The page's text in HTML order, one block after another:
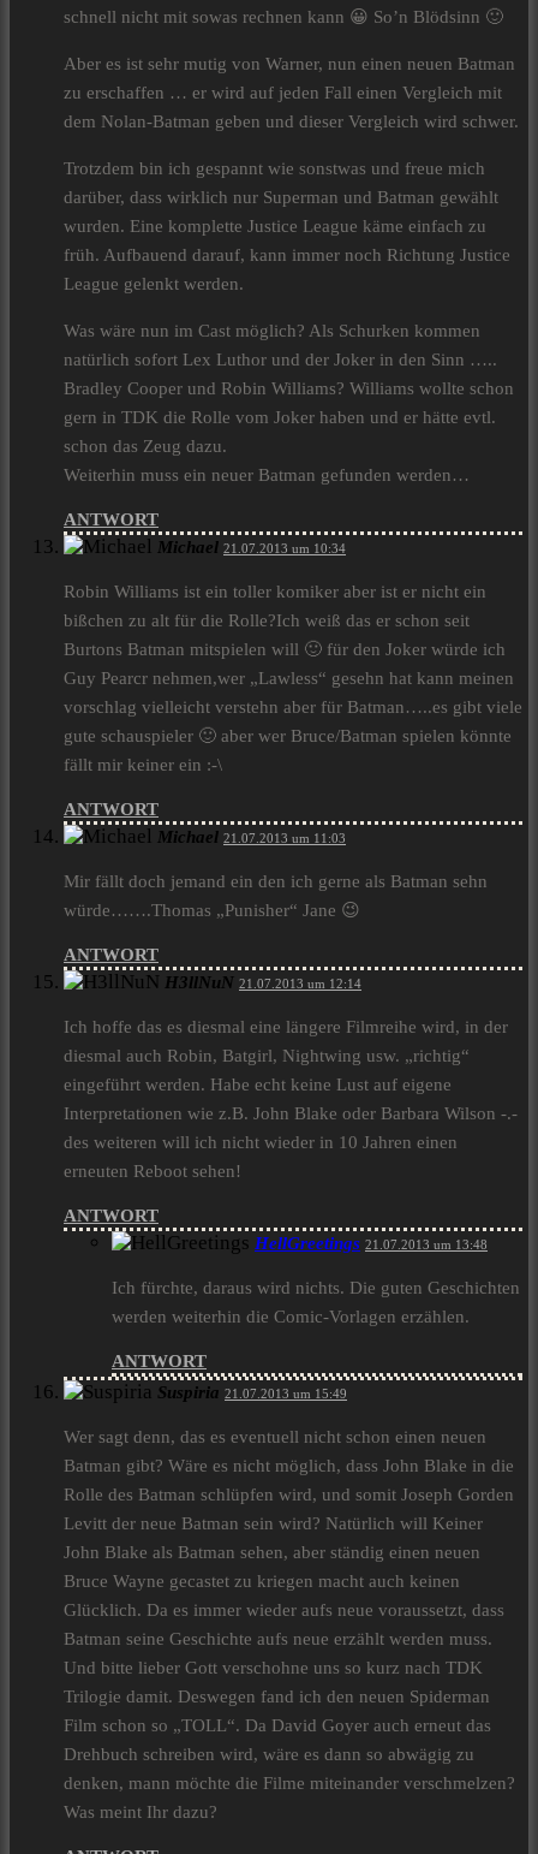
schnell nicht mit sowas rechnen kann 😀 So’n Blödsinn 🙂
Aber es ist sehr mutig von Warner, nun einen neuen Batman
zu erschaffen … er wird auf jeden Fall einen Vergleich mit
dem Nolan-Batman geben und dieser Vergleich wird schwer.
Trotzdem bin ich gespannt wie sonstwas und freue mich
darüber, dass wirklich nur Superman und Batman gewählt
wurden. Eine komplette Justice League käme einfach zu
früh. Aufbauend darauf, kann immer noch Richtung Justice
League gelenkt werden.
Was wäre nun im Cast möglich? Als Schurken kommen
natürlich sofort Lex Luthor und der Joker in den Sinn …..
Bradley Cooper und Robin Williams? Williams wollte schon
gern in TDK die Rolle vom Joker haben und er hätte evtl.
schon das Zeug dazu.
Weiterhin muss ein neuer Batman gefunden werden…
ANTWORT
Michael 21.07.2013 um 10:34
Robin Williams ist ein toller komiker aber ist er nicht ein
bißchen zu alt für die Rolle?Ich weiß das er schon seit
Burtons Batman mitspielen will 🙂 für den Joker würde ich
Guy Pearcr nehmen,wer „Lawless“ gesehn hat kann meinen
vorschlag vielleicht verstehn aber für Batman…..es gibt viele
gute schauspieler 🙂 aber wer Bruce/Batman spielen könnte
fällt mir keiner ein :-\
ANTWORT
Michael 21.07.2013 um 11:03
Mir fällt doch jemand ein den ich gerne als Batman sehn
würde…….Thomas „Punisher“ Jane 😉
ANTWORT
H3llNuN 21.07.2013 um 12:14
Ich hoffe das es diesmal eine längere Filmreihe wird, in der
diesmal auch Robin, Batgirl, Nightwing usw. „richtig“
eingeführt werden. Habe echt keine Lust auf eigene
Interpretationen wie z.B. John Blake oder Barbara Wilson -.-
des weiteren will ich nicht wieder in 10 Jahren einen
erneuten Reboot sehen!
ANTWORT
HellGreetings 21.07.2013 um 13:48
Ich fürchte, daraus wird nichts. Die guten Geschichten
werden weiterhin die Comic-Vorlagen erzählen.
ANTWORT
Suspiria 21.07.2013 um 15:49
Wer sagt denn, das es eventuell nicht schon einen neuen
Batman gibt? Wäre es nicht möglich, dass John Blake in die
Rolle des Batman schlüpfen wird, und somit Joseph Gorden
Levitt der neue Batman sein wird? Natürlich will Keiner
John Blake als Batman sehen, aber ständig einen neuen
Bruce Wayne gecastet zu kriegen macht auch keinen
Glücklich. Da es immer wieder aufs neue voraussetzt, dass
Batman seine Geschichte aufs neue erzählt werden muss.
Und bitte lieber Gott verschohne uns so kurz nach TDK
Trilogie damit. Deswegen fand ich den neuen Spiderman
Film schon so „TOLL“. Da David Goyer auch erneut das
Drehbuch schreiben wird, wäre es dann so abwägig zu
denken, mann möchte die Filme miteinander verschmelzen?
Was meint Ihr dazu?